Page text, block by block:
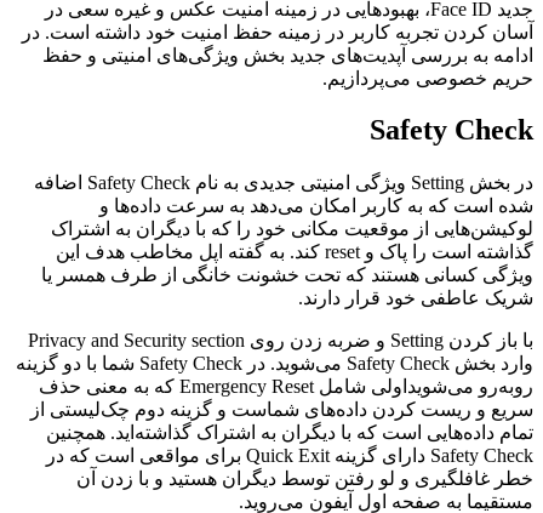
جدید Face ID، بهبودهایی در زمینه امنیت عکس و غیره سعی در
آسان‌ کردن تجربه کاربر در زمینه حفظ امنیت خود داشته است. در
ادامه به بررسی آپدیت‌های جدید بخش ویژگی‌های امنیتی و حفظ
حریم خصوصی می‌پردازیم.
Safety Check
در بخش Setting ویژگی امنیتی جدیدی به نام Safety Check اضافه
شده است که به کاربر امکان می‌دهد به سرعت داده‌ها و
لوکیشن‌هایی از موقعیت مکانی خود را که با دیگران به اشتراک
گذاشته است را پاک و reset کند. به گفته اپل مخاطب هدف این
ویژگی کسانی هستند که تحت خشونت خانگی از طرف همسر یا
شریک عاطفی خود قرار دارند.
با باز کردن Setting و ضربه زدن روی Privacy and Security section
وارد بخش Safety Check می‌شوید. در Safety Check شما با دو گزینه
روبه‌رو می‌شویداولی شامل Emergency Reset که به معنی حذف
سریع و ریست کردن داده‌های شماست و گزینه دوم چک‌لیستی از
تمام داده‌هایی است که با دیگران به اشتراک گذاشته‌اید. همچنین
Safety Check دارای گزینه Quick Exit برای مواقعی است که در
خطر غافلگیری و لو رفتن توسط دیگران هستید و با زدن آن
مستقیما به صفحه اول آیفون می‌روید.